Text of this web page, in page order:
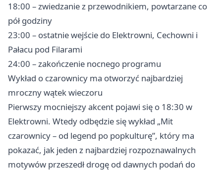
18:00 – zwiedzanie z przewodnikiem, powtarzane co
pół godziny
23:00 – ostatnie wejście do Elektrowni, Cechowni i
Pałacu pod Filarami
24:00 – zakończenie nocnego programu
Wykład o czarownicy ma otworzyć najbardziej
mroczny wątek wieczoru
Pierwszy mocniejszy akcent pojawi się o 18:30 w
Elektrowni. Wtedy odbędzie się wykład „Mit
czarownicy – od legend po popkulturę”, który ma
pokazać, jak jeden z najbardziej rozpoznawalnych
motywów przeszedł drogę od dawnych podań do